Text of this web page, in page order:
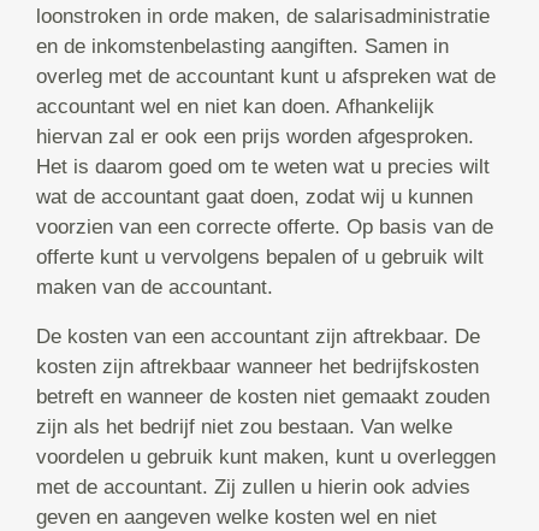
loonstroken in orde maken, de salarisadministratie
en de inkomstenbelasting aangiften. Samen in
overleg met de accountant kunt u afspreken wat de
accountant wel en niet kan doen. Afhankelijk
hiervan zal er ook een prijs worden afgesproken.
Het is daarom goed om te weten wat u precies wilt
wat de accountant gaat doen, zodat wij u kunnen
voorzien van een correcte offerte. Op basis van de
offerte kunt u vervolgens bepalen of u gebruik wilt
maken van de accountant.
De kosten van een accountant zijn aftrekbaar. De
kosten zijn aftrekbaar wanneer het bedrijfskosten
betreft en wanneer de kosten niet gemaakt zouden
zijn als het bedrijf niet zou bestaan. Van welke
voordelen u gebruik kunt maken, kunt u overleggen
met de accountant. Zij zullen u hierin ook advies
geven en aangeven welke kosten wel en niet